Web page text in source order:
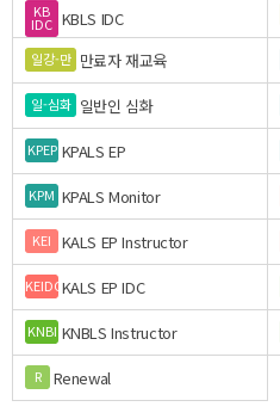
KB
IDC KBLS IDC
일강-만 만료자 재교육
일-심화 일반인 심화
KPEP KPALS EP
KPM KPALS Monitor
KEI KALS EP Instructor
KEIDCKALS EP IDC
KNBI KNBLS Instructor
R Renewal